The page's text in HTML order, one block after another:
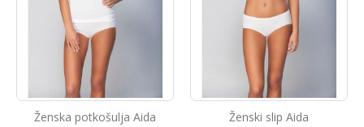
Ženska potkošulja Aida Ženski slip Aida